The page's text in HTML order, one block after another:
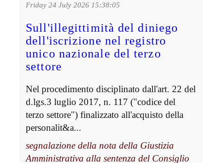
Friday 24 July 2026 15:38:05
Sull'illegittimità del diniego
dell'iscrizione nel registro
unico nazionale del terzo
settore
Nel procedimento disciplinato dall'art. 22 del
d.lgs.3 luglio 2017, n. 117 ("codice del
terzo settore") finalizzato all'acquisto della
personalit&a...
segnalazione della nota della Giustizia
Amministrativa alla sentenza del Consiglio